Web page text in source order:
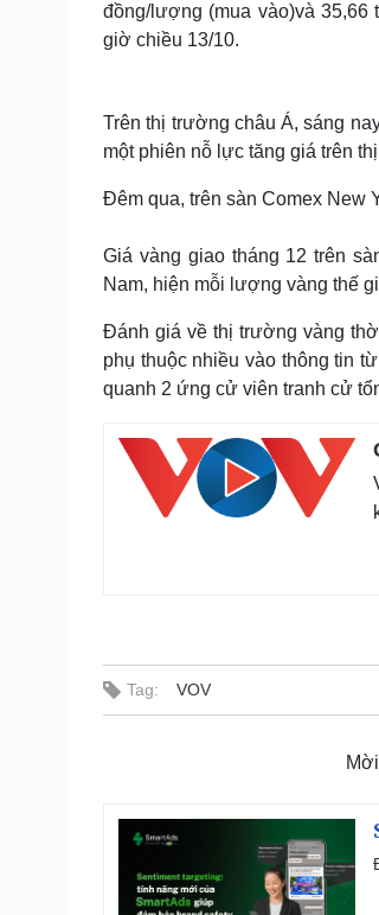
đồng/lượng (mua vào)và
giờ chiều 13/10.
Trên thị trường châu Á, sáng
một phiên nỗ lực tăng giá trên
Đêm qua, trên sàn Comex New
Giá vàng giao tháng 12 trên
Nam, hiện mỗi lượng vàng thế
Đánh giá về thị trường vàng
phụ thuộc nhiều vào thông tin
quanh 2 ứng cử viên tranh cử
Tag: VOV